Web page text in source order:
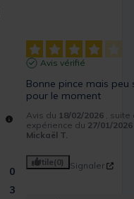
0
3
Avis vérifié
Bonne pince mais peu
pour le moment
Avis du 18/02/2026 , suite
expérience du 27/01/2026
Mickaël T.
Utile(0) Signaler